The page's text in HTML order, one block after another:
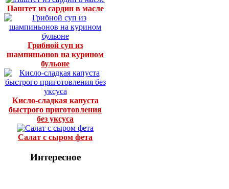
Паштет из сардин в масле
Грибной суп из
шампиньонов на курином
бульоне
Кисло-сладкая капуста
быстрого приготовления
без уксуса
Салат с сыром фета
Интересное